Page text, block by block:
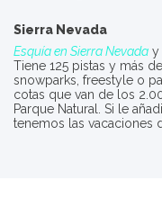
Sierra Nevada
Esquía en Sierra Nevada y
Tiene 125 pistas y más
snowparks, freestyle o
cotas que van de los
Parque Natural. Si le
tenemos las vacaciones